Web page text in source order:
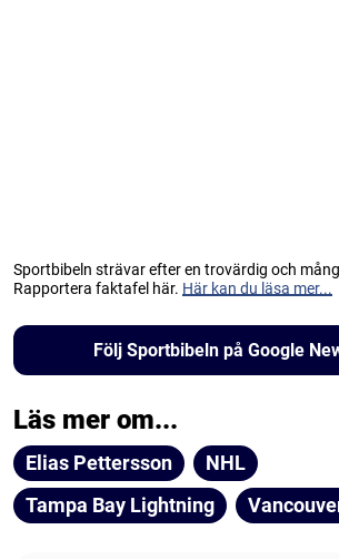
Sportbibeln strävar efter en trovärdig och
Rapportera faktafel här. Här kan du läsa mer...
Följ Sportbibeln på Google
Läs mer om...
Elias Pettersson
NHL
Tampa Bay Lightning